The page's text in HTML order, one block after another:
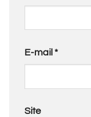
E-mail *
Site